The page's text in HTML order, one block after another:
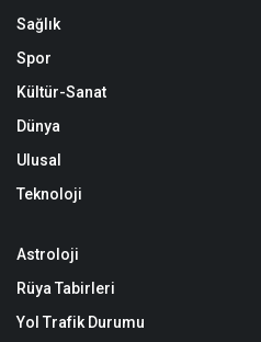
Sağlık
Spor
Kültür-Sanat
Dünya
Ulusal
Teknoloji
Astroloji
Rüya Tabirleri
Yol Trafik Durumu